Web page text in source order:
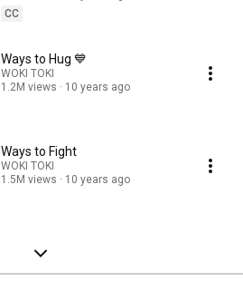
CC
Ways to Hug 💙
WOKI TOKI
1.2M views
10 years ago
Ways to Fight
WOKI TOKI
1.5M views
10 years ago